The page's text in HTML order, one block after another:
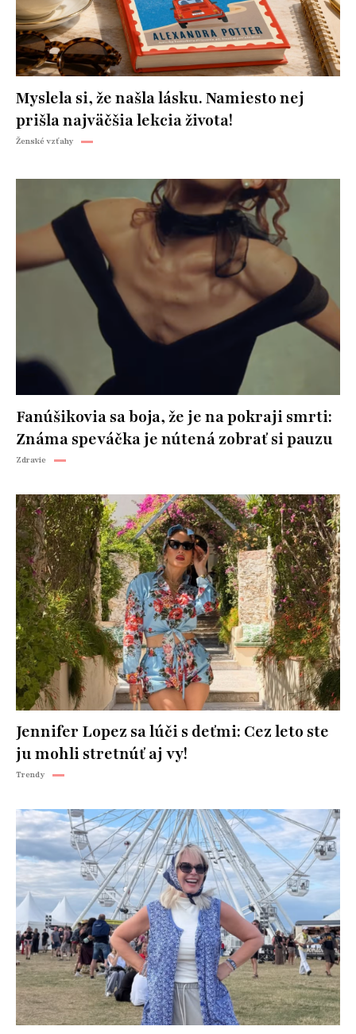
Myslela si, že našla lásku. Namiesto nej
prišla najväčšia lekcia života!
Ženské vzťahy
Fanúšikovia sa boja, že je na pokraji smrti:
Známa speváčka je nútená zobrať si pauzu
Zdravie
Jennifer Lopez sa lúči s deťmi: Cez leto ste
ju mohli stretnúť aj vy!
Trendy